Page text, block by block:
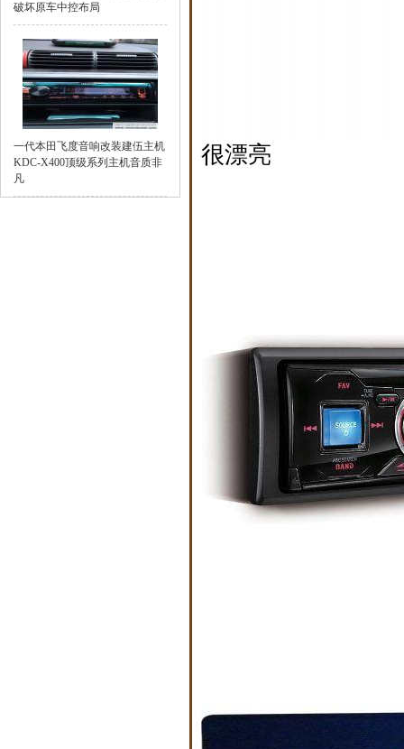
破坏原车中控布局
一代本田飞度音响改装建伍主机
KDC-X400顶级系列主机音质非
凡
很漂亮